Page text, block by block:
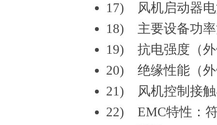
17) 风机启动器电
18) 主要设备功率
19) 抗电强度（外
20) 绝缘性能（外
21) 风机控制接触
22) EMC特性：